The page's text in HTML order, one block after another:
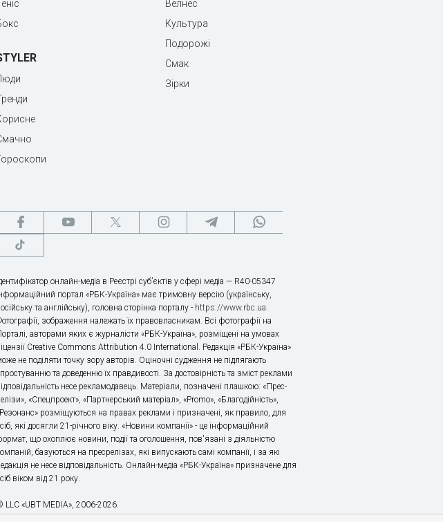
Велнес
Культура
Подорожі
Смак
Зірки
онлайн-медіа в Реєстрі суб’єктів у сфері медіа — R40-05347
портал «РБК-Україна» має тримовну версію (українську,
та англійську), головна сторінка порталу - https://www.rbc.ua.
зображення належать їх правовласникам. Всі фотографії на
авторами яких є журналісти «РБК-Україна», розміщені на умовах
Creative Commons Attribution 4.0 International. Редакція «РБК-Україна»
не поділяти точку зору авторів. Оціночні судження не підлягають
та доведенню їх правдивості. За достовірність та зміст реклами
несе рекламодавець. Матеріали, позначені плашкою: «Прес-
«Спецпроект», «Партнерський матеріал», «Promo», «Благодійність»,
розміщуються на правах реклами і призначені, як правило, для
які досягли 21-річного віку. «Новини компанії» - це інформаційний
що охоплює новини, події та оголошення, пов'язані з діяльністю
базуються на пресрелізах, які випускають самі компанії, і за які
не несе відповідальність. Онлайн-медіа «РБК-Україна» призначене для
віком від 21 року.
LLC «UBT MEDIA», 2006-2026.